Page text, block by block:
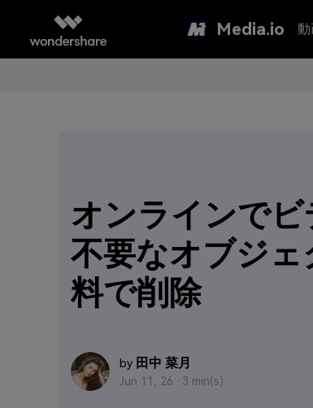
Media.io
オンラインでビ
不要なオブジェ
料で削除
by 田中 菜月
Jun 11, 26 · 3 min(s)